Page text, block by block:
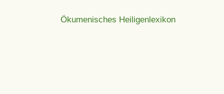
Ökumenisches Heiligenlexikon